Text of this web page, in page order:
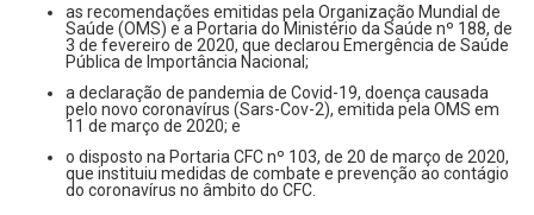
as recomendações emitidas pela Organização Mundial de
Saúde (OMS) e a Portaria do Ministério da Saúde nº 188, de
3 de fevereiro de 2020, que declarou Emergência de Saúde
Pública de Importância Nacional;
a declaração de pandemia de Covid-19, doença causada
pelo novo coronavírus (Sars-Cov-2), emitida pela OMS em
11 de março de 2020; e
o disposto na Portaria CFC nº 103, de 20 de março de 2020,
que instituiu medidas de combate e prevenção ao contágio
do coronavírus no âmbito do CFC.